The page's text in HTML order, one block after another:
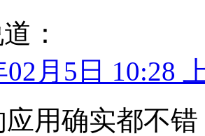
：
02月5日 10:28
用确实都不错